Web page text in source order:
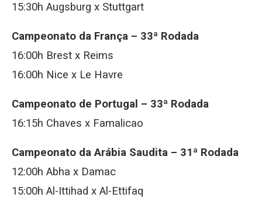
15:30h Augsburg x Stuttgart
Campeonato da França – 33ª Rodada
16:00h Brest x Reims
16:00h Nice x Le Havre
Campeonato de Portugal – 33ª Rodada
16:15h Chaves x Famalicao
Campeonato da Arábia Saudita – 31ª Rodada
12:00h Abha x Damac
15:00h Al-Ittihad x Al-Ettifaq